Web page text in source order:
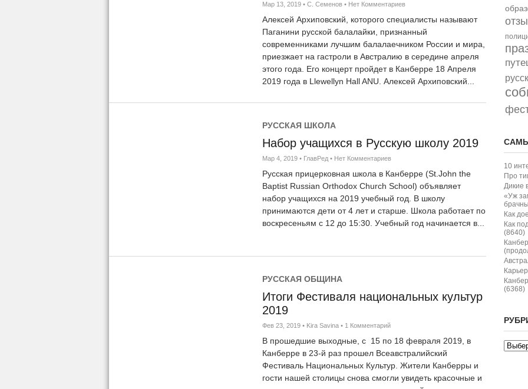
Рынок жилья в
Ноя 20, 2025
Продолжение темы рынка
таким же медленным в
цены просто взлетели. Эта
лихорадки, спокойная. Индекс
крупные города обгоняют
3,2% за год. Канберра
АРХИТЕКТУРА
Мост через
артерия
Окт 13, 2025•ГлавРед• Нет
На западной окраине
стройка Molonglo River Bridge,
январе 2024 года, мост
остальной сетью города и
Gorton Drive. Срок сдачи
Канберры это мост-
НОВОСТИ
Трагедия в
Мар 13, 2019 • С. Семенов • Нет Комментариев
Алексей Архиповский, которого специалисты называют
Паганини русской балалайки, признанный
современниками лучшим балалаечником России и мира,
приезжает на гастроли в Австралию в середине апреля
этого года. Его концерт пройдет в Канберре 18 Апреля
2019 года в Llewellyn Hall ANU. Алексей Архиповский...
РУССКАЯ ШКОЛА
Набор учащихся в Русскую школу 2019
Мар 4, 2019 • ГлавРед • Нет Комментариев
Русская прицерковная школа в Канберре (St.John the
Baptist Russian Orthodox Church School) объявляет
набор учащихся на 2019 учебный год. В школу
принимаются дети от 4 лет и старше. Школа работает по
воскресеньям с 12 до 15:30. Учебный год начинается в...
РУССКАЯ ОБЩИНА
Итоги Фестиваля национальных культур
2019
Фев 23, 2019 • Kira Savina • 1 Комментарий
В прошедшие выходные, с 15 по 18 февраля 2019, в
Канберре в 23-й раз прошел Всеавстралийский
Фестиваль Национальных Культур. Жители Канберры и
гости нашей столицы снова смогли увидеть красочные и
10
Про
Дикие
«Уж
Как
Как
(8640)
(6368)